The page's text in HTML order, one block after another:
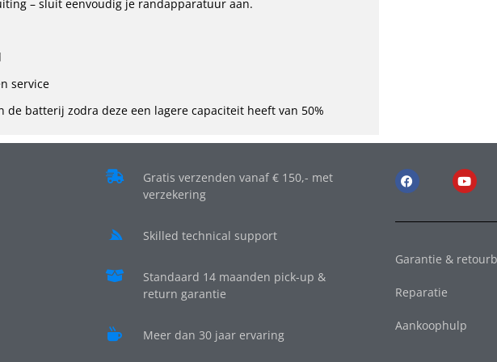
– sluit eenvoudig je randapparatuur aan.
service
de batterij zodra deze een lagere capaciteit heeft van 50%
Gratis verzenden vanaf € 150,- met
verzekering
Skilled technical support
Standaard 14 maanden pick-up &
return garantie
Meer dan 30 jaar ervaring
Garantie &
Reparatie
Aankoophulp